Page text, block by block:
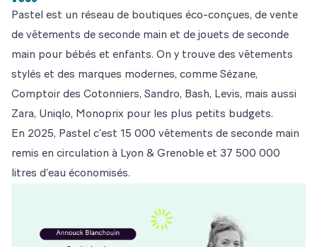
Pastel est un réseau de boutiques éco-conçues, de vente
de vêtements de seconde main et de jouets de seconde
main pour bébés et enfants. On y trouve des vêtements
stylés et des marques modernes, comme Sézane,
Comptoir des Cotonniers, Sandro, Bash, Levis, mais aussi
Zara, Uniqlo, Monoprix pour les plus petits budgets.
En 2025, Pastel c’est 15 000 vêtements de seconde main
remis en circulation à Lyon & Grenoble et 37 500 000
litres d’eau économisés.